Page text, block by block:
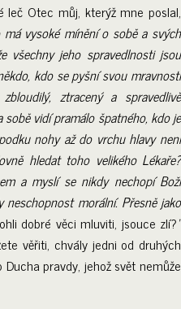
leč Otec můj, kterýž mne poslal,
má vysoké mínění o sobě a svých
všechny jeho spravedlnosti jsou
kdo se pyšní svou mravností
ztracený a spravedlivě
vidí pramálo špatného, kdo je
nohy až do vrchu hlavy není
hledat toho velikého Lékaře?
a myslí se nikdy nechopí Boží
morální. Přesně jako
dobré věci mluviti, jsouce zlí?“
věřiti, chvály jedni od druhých
Ducha pravdy, jehož svět nemůže